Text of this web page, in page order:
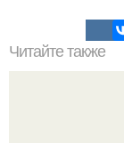
Читайте также